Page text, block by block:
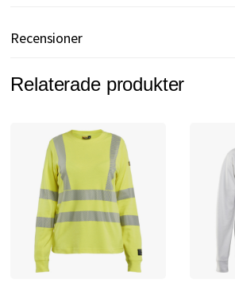
Recensioner
Relaterade produkter